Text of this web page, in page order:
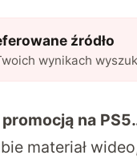
źródło
wynikach
na
materiał